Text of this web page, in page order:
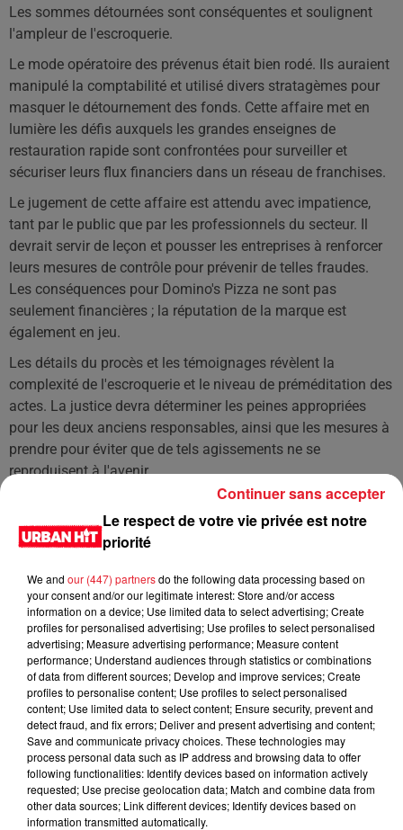
Les sommes détournées sont conséquentes et soulignent
l'ampleur de l'escroquerie.
Le mode opératoire des prévenus était bien rodé. Ils auraient
manipulé la comptabilité et utilisé divers stratagèmes pour
masquer le détournement des fonds. Cette affaire met en
lumière les défis auxquels les grandes enseignes de
restauration rapide sont confrontées pour surveiller et
sécuriser leurs flux financiers dans un réseau de franchises.
Le jugement de cette affaire est attendu avec impatience,
tant par le public que par les professionnels du secteur. Il
devrait servir de leçon et pousser les entreprises à renforcer
leurs mesures de contrôle pour prévenir de telles fraudes.
Les conséquences pour Domino's Pizza ne sont pas
seulement financières ; la réputation de la marque est
également en jeu.
Les détails du procès et les témoignages révèlent la
complexité de l'escroquerie et le niveau de préméditation des
actes. La justice devra déterminer les peines appropriées
pour les deux anciens responsables, ainsi que les mesures à
prendre pour éviter que de tels agissements ne se
reproduisent à l'avenir.
Les clients et les franchisés de Domino's Pizza suivent
l'affaire de près, espérant que justice sera rendue et que la
confiance pourra être restaurée. Ce procès est un rappel
dans le monde des affaires.
LES DERNIÈRES NEWS Voir plus
Jay-Z se bat contre la grand-mère
d'un homme prétendant être son fils
Cassie met fin à une ex-escorte
masculine dans sa bataille...
Le respect de votre vie privée est notre
priorité
We and our (447) partnersdo the following data processing based on
your consent and/or our legitimate interest: Store and/or access
information on a device; Use limited data to select advertising; Create
profiles for personalised advertising; Use profiles to select personalised
advertising; Measure advertising performance; Measure content
performance; Understand audiences through statistics or combinations
of data from different sources; Develop and improve services; Create
profiles to personalise content; Use profiles to select personalised
content; Use limited data to select content; Ensure security, prevent and
detect fraud, and fix errors; Deliver and present advertising and content;
Save and communicate privacy choices. These technologies may
process personal data such as IP address and browsing data to offer
following functionalities: Identify devices based on information actively
requested; Use precise geolocation data; Match and combine data from
other data sources; Link different devices; Identify devices based on
information transmitted automatically.
Continuer sans accepter